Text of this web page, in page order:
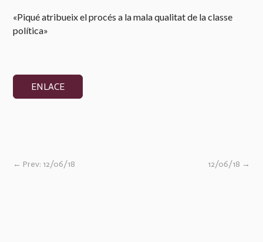
«Piqué atribueix el procés a la mala qualitat de la classe
política»
ENLACE
← Prev: 12/06/18 12/06/18 →